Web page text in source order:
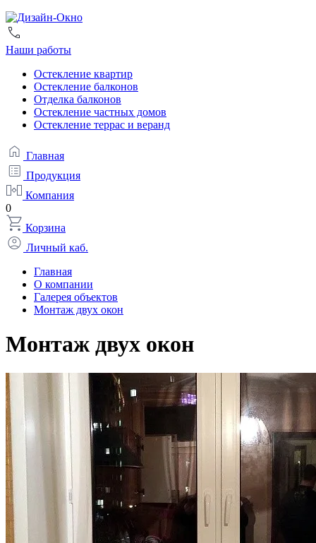
Наши работы
Остекление квартир
Остекление балконов
Отделка балконов
Остекление частных домов
Остекление террас и веранд
Главная
Продукция
Компания
0
Корзина
Личный каб.
Главная
О компании
Галерея объектов
Монтаж двух окон
Монтаж двух окон